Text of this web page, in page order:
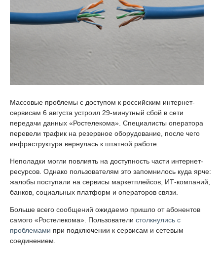
Массовые проблемы с доступом к российским интернет-
сервисам 6 августа устроил 29-минутный сбой в сети
передачи данных «Ростелекома». Специалисты оператора
перевели трафик на резервное оборудование, после чего
инфраструктура вернулась к штатной работе.
Неполадки могли повлиять на доступность части интернет-
ресурсов. Однако пользователям это запомнилось куда ярче:
жалобы поступали на сервисы маркетплейсов, ИТ-компаний,
банков, социальных платформ и операторов связи.
Больше всего сообщений ожидаемо пришло от абонентов
самого «Ростелекома». Пользователи столкнулись с
проблемами при подключении к сервисам и сетевым
соединением.